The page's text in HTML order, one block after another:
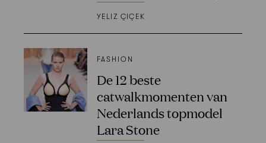
YELIZ ÇIÇEK
FASHION
De 12 beste
catwalkmomenten van
Nederlands topmodel
Lara Stone